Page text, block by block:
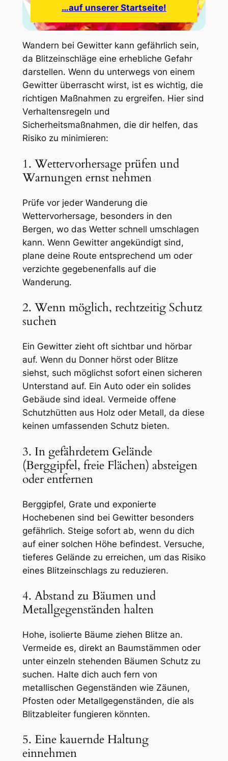
…auf unserer Startseite!
Wandern bei Gewitter kann gefährlich sein,
da Blitzeinschläge eine erhebliche Gefahr
darstellen. Wenn du unterwegs von einem
Gewitter überrascht wirst, ist es wichtig, die
richtigen Maßnahmen zu ergreifen. Hier sind
Verhaltensregeln und
Sicherheitsmaßnahmen, die dir helfen, das
Risiko zu minimieren:
1. Wettervorhersage prüfen und
Warnungen ernst nehmen
Prüfe vor jeder Wanderung die
Wettervorhersage, besonders in den
Bergen, wo das Wetter schnell umschlagen
kann. Wenn Gewitter angekündigt sind,
plane deine Route entsprechend um oder
verzichte gegebenenfalls auf die
Wanderung.
2. Wenn möglich, rechtzeitig Schutz
suchen
Ein Gewitter zieht oft sichtbar und hörbar
auf. Wenn du Donner hörst oder Blitze
siehst, such möglichst sofort einen sicheren
Unterstand auf. Ein Auto oder ein solides
Gebäude sind ideal. Vermeide offene
Schutzhütten aus Holz oder Metall, da diese
keinen umfassenden Schutz bieten.
3. In gefährdetem Gelände
(Berggipfel, freie Flächen) absteigen
oder entfernen
Berggipfel, Grate und exponierte
Hochebenen sind bei Gewitter besonders
gefährlich. Steige sofort ab, wenn du dich
auf einer solchen Höhe befindest. Versuche,
tieferes Gelände zu erreichen, um das Risiko
eines Blitzeinschlags zu reduzieren.
4. Abstand zu Bäumen und
Metallgegenständen halten
Hohe, isolierte Bäume ziehen Blitze an.
Vermeide es, direkt an Baumstämmen oder
unter einzeln stehenden Bäumen Schutz zu
suchen. Halte dich auch fern von
metallischen Gegenständen wie Zäunen,
Pfosten oder Metallgegenständen, die als
Blitzableiter fungieren könnten.
5. Eine kauernde Haltung
einnehmen